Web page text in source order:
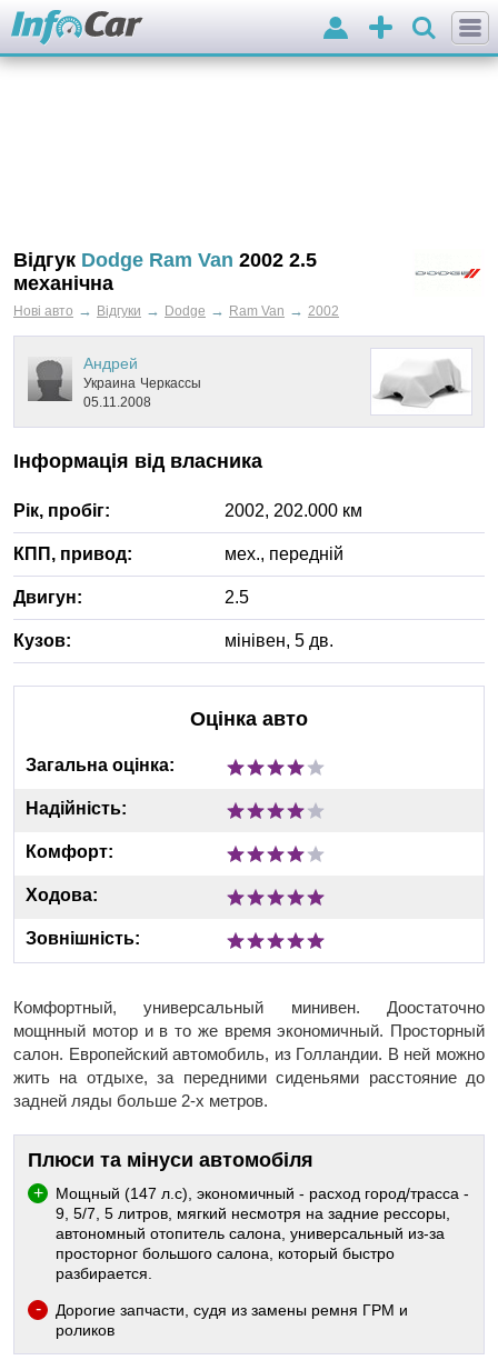
Додати
оголошення
Вхід
Відгук Dodge Ram Van 2002 2.5
механічна
Нові авто → Відгуки → Dodge → Ram Van → 2002
Андрей
Украина Черкассы
05.11.2008
Інформація від власника
Рік, пробіг: 2002, 202.000 км
КПП, привод: мех., передній
Двигун: 2.5
Кузов: мінівен, 5 дв.
Оцінка авто
Загальна оцінка:
Надійність:
Комфорт:
Ходова:
Зовнішність:
Комфортный, универсальный минивен. Доостаточно
мощнный мотор и в то же время экономичный. Просторный
салон. Европейский автомобиль, из Голландии. В ней можно
жить на отдыхе, за передними сиденьями расстояние до
задней ляды больше 2-х метров.
Плюси та мінуси автомобіля
Мощный (147 л.с), экономичный - расход город/трасса -
9, 5/7, 5 литров, мягкий несмотря на задние рессоры,
автономный отопитель салона, универсальный из-за
просторног большого салона, который быстро
разбирается.
Дорогие запчасти, судя из замены ремня ГРМ и
роликов